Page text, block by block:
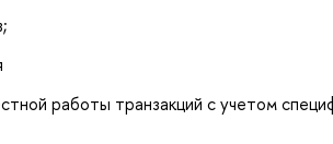
работы транзакций с учетом